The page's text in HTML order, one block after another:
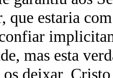
que estaria
mas esta
deixar,